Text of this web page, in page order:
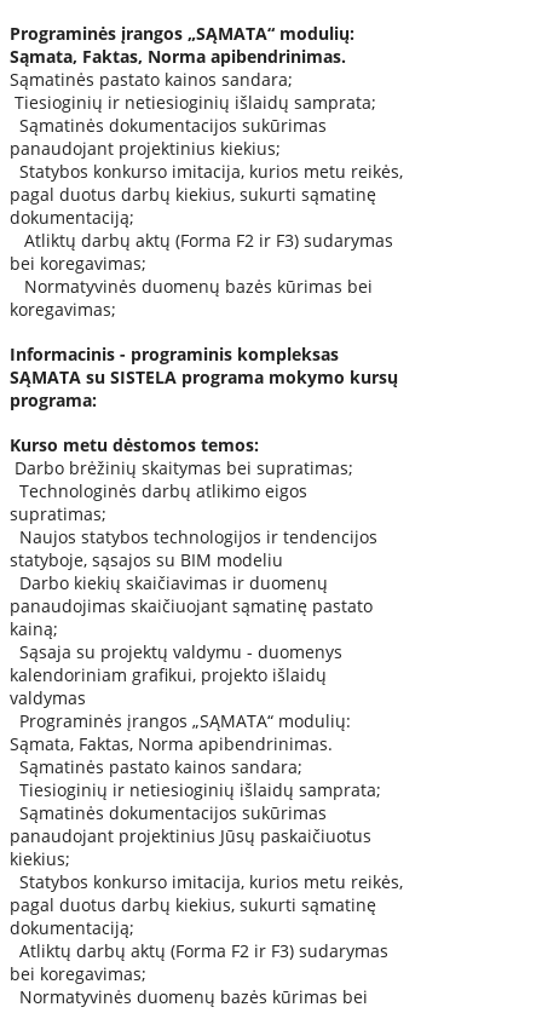
Programinės įrangos „SĄMATA“ modulių:
Sąmata, Faktas, Norma apibendrinimas.
Sąmatinės pastato kainos sandara;
Tiesioginių ir netiesioginių išlaidų samprata;
Sąmatinės dokumentacijos sukūrimas
panaudojant projektinius kiekius;
Statybos konkurso imitacija, kurios metu reikės,
pagal duotus darbų kiekius, sukurti sąmatinę
dokumentaciją;
Atliktų darbų aktų (Forma F2 ir F3) sudarymas
bei koregavimas;
Normatyvinės duomenų bazės kūrimas bei
koregavimas;
Informacinis - programinis kompleksas
SĄMATA su SISTELA programa mokymo kursų
programa:
Kurso metu dėstomos temos:
Darbo brėžinių skaitymas bei supratimas;
Technologinės darbų atlikimo eigos
supratimas;
Naujos statybos technologijos ir tendencijos
statyboje, sąsajos su BIM modeliu
Darbo kiekių skaičiavimas ir duomenų
panaudojimas skaičiuojant sąmatinę pastato
kainą;
Sąsaja su projektų valdymu - duomenys
kalendoriniam grafikui, projekto išlaidų
valdymas
Programinės įrangos „SĄMATA“ modulių:
Sąmata, Faktas, Norma apibendrinimas.
Sąmatinės pastato kainos sandara;
Tiesioginių ir netiesioginių išlaidų samprata;
Sąmatinės dokumentacijos sukūrimas
panaudojant projektinius Jūsų paskaičiuotus
kiekius;
Statybos konkurso imitacija, kurios metu reikės,
pagal duotus darbų kiekius, sukurti sąmatinę
dokumentaciją;
Atliktų darbų aktų (Forma F2 ir F3) sudarymas
bei koregavimas;
Normatyvinės duomenų bazės kūrimas bei